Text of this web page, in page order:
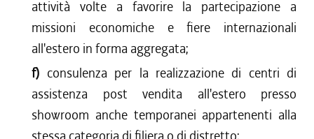
attività volte a favorire la partecipazione a
missioni economiche e fiere internazionali
all'estero in forma aggregata;
f) consulenza per la realizzazione di centri di
assistenza post vendita all'estero presso
showroom anche temporanei appartenenti alla